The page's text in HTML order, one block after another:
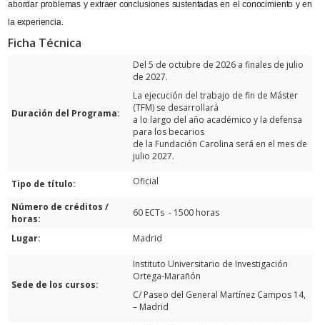
abordar problemas y extraer conclusiones sustentadas en el conocimiento y en
la experiencia.
Ficha Técnica
Duración del Programa:
Del 5 de octubre de 2026 a finales de julio
de 2027.
La ejecución del trabajo de fin de Máster
(TFM) se desarrollará
a lo largo del año académico y la defensa
para los becarios
de la Fundación Carolina será en el mes de
julio 2027.
Tipo de título: Oficial
Número de créditos /
horas:
60 ECTs - 1500 horas
Lugar: Madrid
Sede de los cursos:
Instituto Universitario de Investigación
Ortega-Marañón
C/ Paseo del General Martínez Campos 14,
– Madrid